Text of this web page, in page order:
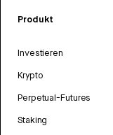
Produkt
Investieren
Krypto
Perpetual-Futures
Staking